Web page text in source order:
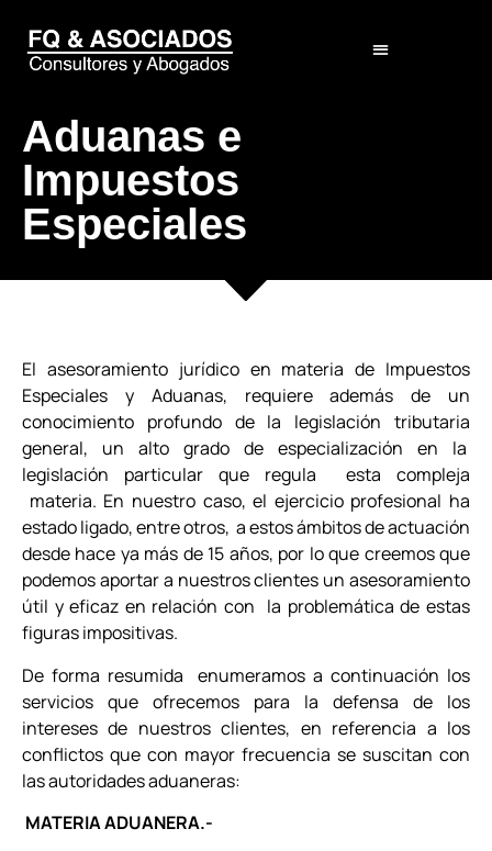
Aduanas e
Impuestos
Especiales
El asesoramiento jurídico en materia de Impuestos
Especiales y Aduanas, requiere además de un
conocimiento profundo de la legislación tributaria
general, un alto grado de especialización en la
legislación particular que regula esta compleja
materia. En nuestro caso, el ejercicio profesional ha
estado ligado, entre otros, a estos ámbitos de actuación
desde hace ya más de 15 años, por lo que creemos que
podemos aportar a nuestros clientes un asesoramiento
útil y eficaz en relación con la problemática de estas
figuras impositivas.
De forma resumida enumeramos a continuación los
servicios que ofrecemos para la defensa de los
intereses de nuestros clientes, en referencia a los
conflictos que con mayor frecuencia se suscitan con
las autoridades aduaneras:
MATERIA ADUANERA.-